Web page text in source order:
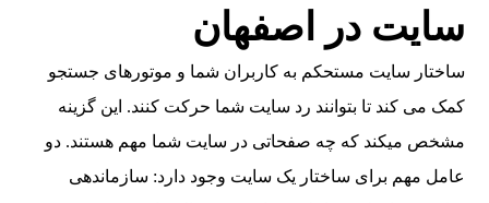
سایت در اصفهان
ساختار سایت مستحکم به کاربران شما و موتورهای جستجو
کمک می کند تا بتوانند رد سایت شما حرکت کنند. این گزینه
مشخص میکند که چه صفحاتی در سایت شما مهم هستند. دو
عامل مهم برای ساختار یک سایت وجود دارد: سازماندهی